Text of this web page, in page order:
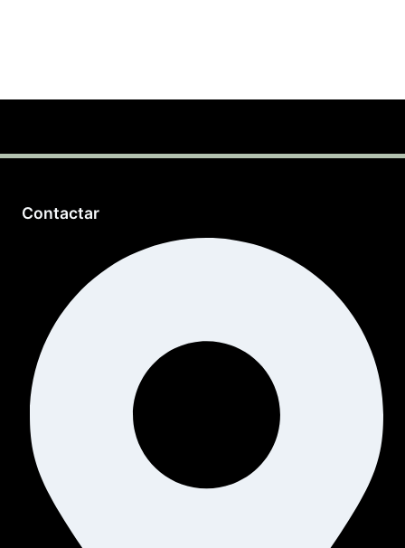
Contactar